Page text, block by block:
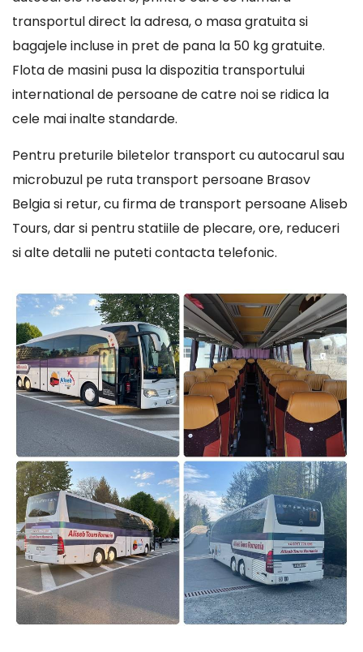
transportul direct la adresa, o masa gratuita si
bagajele incluse in pret de pana la 50 kg gratuite.
Flota de masini pusa la dispozitia transportului
international de persoane de catre noi se ridica la
cele mai inalte standarde.
Pentru preturile biletelor transport cu autocarul sau
microbuzul pe ruta transport persoane Brasov
Belgia si retur, cu firma de transport persoane Aliseb
Tours, dar si pentru statiile de plecare, ore, reduceri
si alte detalii ne puteti contacta telefonic.